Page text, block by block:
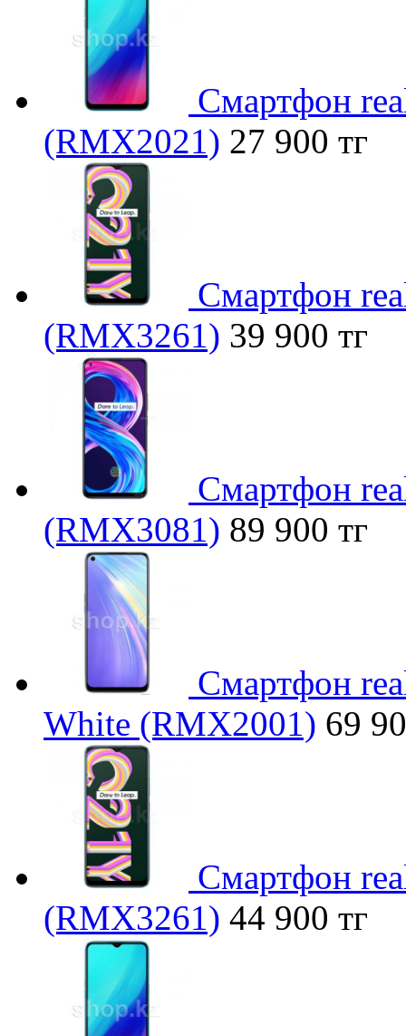
Смартфон
(RMX2021) 27 900 тг
Смартфон
(RMX3261) 39 900 тг
Смартфон
(RMX3081) 89 900 тг
Смартфон
White (RMX2001) 69
Смартфон
(RMX3261) 44 900 тг